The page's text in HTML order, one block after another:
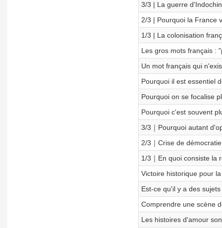
3/3 | La guerre
2/3 | Pourquoi la France
1/3 | La colonisation
Les gros mots français :
Un mot français qui
Pourquoi il est essentiel
Pourquoi on se focalise
Pourquoi c'est souvent
3/3｜Pourquoi autant
2/3｜Crise de
1/3｜En quoi consiste la
Victoire historique pour
Est-ce qu'il y a des
Comprendre une scène
Les histoires d'amour